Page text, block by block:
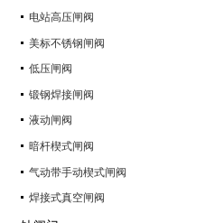
电站高压闸阀
美标不锈钢闸阀
低压闸阀
锻钢焊接闸阀
液动闸阀
暗杆楔式闸阀
气动带手动楔式闸阀
焊接式真空闸阀